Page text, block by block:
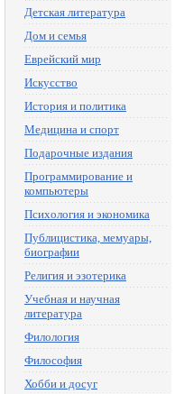
Детская литература
Дом и семья
Еврейский мир
Искусство
История и политика
Медицина и спорт
Подарочные издания
Программирование и
компьютеры
Психология и экономика
Публицистика, мемуары,
биографии
Религия и эзотерика
Учебная и научная
литература
Филология
Философия
Хобби и досуг